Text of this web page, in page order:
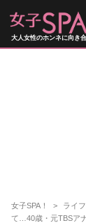
大人女性のホンネに向き
女子SPA！ ライ
て…40歳・元TBSア